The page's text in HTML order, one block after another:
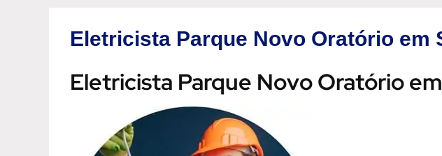
Eletricista Parque Novo Oratório em
Eletricista Parque Novo Oratório